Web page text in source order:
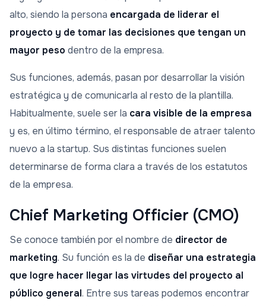
alto, siendo la persona encargada de liderar el
proyecto y de tomar las decisiones que tengan un
mayor peso dentro de la empresa.
Sus funciones, además, pasan por desarrollar la visión
estratégica y de comunicarla al resto de la plantilla.
Habitualmente, suele ser la cara visible de la empresa
y es, en último término, el responsable de atraer talento
nuevo a la startup. Sus distintas funciones suelen
determinarse de forma clara a través de los estatutos
de la empresa.
Chief Marketing Officier (CMO)
Se conoce también por el nombre de director de
marketing. Su función es la de diseñar una estrategia
que logre hacer llegar las virtudes del proyecto al
público general. Entre sus tareas podemos encontrar